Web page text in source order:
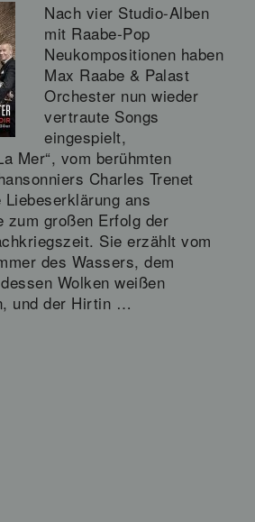
Nach vier Studio-Alben
mit Raabe-Pop
Neukompositionen haben
Max Raabe & Palast
Orchester nun wieder
vertraute Songs
eingespielt,
Mer“, vom berühmten
Charles Trenet
ans
zum großen Erfolg der
Sie erzählt vom
des Wassers, dem
Wolken weißen
und der Hirtin …